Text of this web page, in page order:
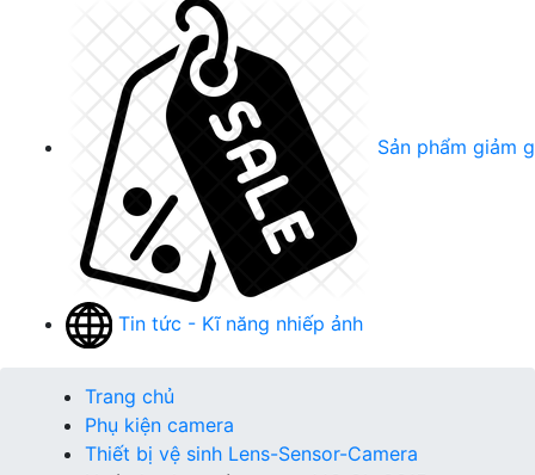
Sản phẩm giảm
Tin tức - Kĩ năng nhiếp ảnh
Trang chủ
Phụ kiện camera
Thiết bị vệ sinh Lens-Sensor-Camera